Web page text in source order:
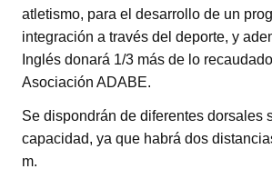
atletismo, para el desarrollo de un
integración a través del deporte, y
Inglés donará 1/3 más de lo
Asociación ADABE.
Se dispondrán de diferentes dorsales
capacidad, ya que habrá dos
m.